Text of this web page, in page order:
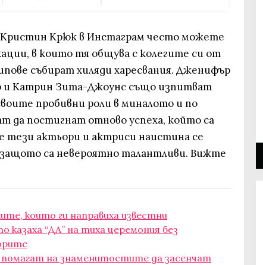
Крюк в Инстаграм често можете
в които тя общува с колегите си от
събират хиляди харесвания. Дженифър
и Катрин Зита-Джоунс също изпитват
пробивни роли в миналото и по
да постигнат отново успеха, който са
тези актьори и актриси наистина се
са невероятно талантливи. Вижте
които ги направиха известни
казаха “ДА” на тиха церемония без
на знаменитостите да засенчат